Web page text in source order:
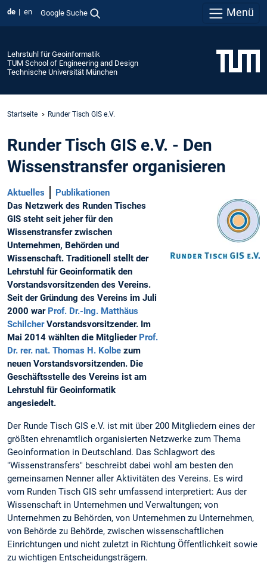
de en Google Suche Menü
Lehrstuhl für Geoinformatik
TUM School of Engineering and Design
Technische Universität München
Startseite Runder Tisch GIS e.V.
Runder Tisch GIS e.V. - Den
Wissenstransfer organisieren
Aktuelles
Publikationen
Das Netzwerk des Runden Tisches
GIS steht seit jeher für den
Wissenstransfer zwischen
Unternehmen, Behörden und
Wissenschaft. Traditionell stellt der
Lehrstuhl für Geoinformatik den
Vorstandsvorsitzenden des Vereins.
Seit der Gründung des Vereins im Juli
2000 warProf. Dr.-Ing. Matthäus
SchilcherVorstandsvorsitzender. Im
Mai 2014 wählten die Mitglieder Prof.
Dr. rer. nat. Thomas H. Kolbe zum
neuen Vorstandsvorsitzenden. Die
Geschäftsstelle des Vereins ist am
Lehrstuhl für Geoinformatik
angesiedelt.
Der Runde Tisch GIS e.V. ist mit über 200 Mitgliedern eines der
größten ehrenamtlich organisierten Netzwerke zum Thema
Geoinformation in Deutschland. Das Schlagwort des
"Wissenstransfers" beschreibt dabei wohl am besten den
gemeinsamen Nenner aller Aktivitäten des Vereins. Es wird
vom Runden Tisch GIS sehr umfassend interpretiert: Aus der
Wissenschaft in Unternehmen und Verwaltungen; von
Unternehmen zu Behörden, von Unternehmen zu Unternehmen,
von Behörde zu Behörde, zwischen wissenschaftlichen
Einrichtungen und nicht zuletzt in Richtung Öffentlichkeit sowie
zu wichtigen Entscheidungsträgern.